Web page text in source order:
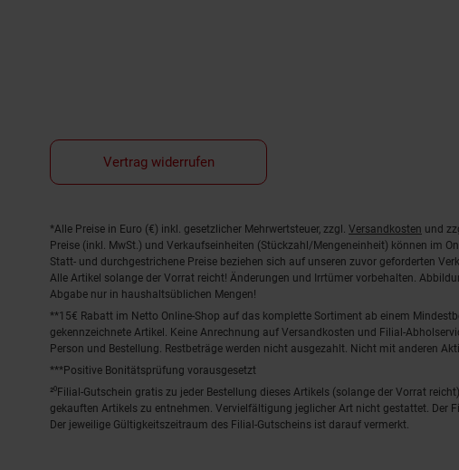
Vertrag widerrufen
Fußnoten
*Alle Preise in Euro (€) inkl. gesetzlicher Mehrwertsteuer, zzgl. Versandkosten und
Preise (inkl. MwSt.) und Verkaufseinheiten (Stückzahl/Mengeneinheit) können im
Statt- und durchgestrichene Preise beziehen sich auf unseren zuvor geforderten
Alle Artikel solange der Vorrat reicht! Änderungen und Irrtümer vorbehalten.
Abgabe nur in haushaltsüblichen Mengen!
**15€ Rabatt im Netto Online-Shop auf das komplette Sortiment ab einem
gekennzeichnete Artikel. Keine Anrechnung auf Versandkosten und Filial-
Person und Bestellung. Restbeträge werden nicht ausgezahlt. Nicht mit anderen
***Positive Bonitätsprüfung vorausgesetzt
²⁰Filial-Gutschein gratis zu jeder Bestellung dieses Artikels (solange der Vorrat
gekauften Artikels zu entnehmen. Vervielfältigung jeglicher Art nicht gestattet. Der
Der jeweilige Gültigkeitszeitraum des Filial-Gutscheins ist darauf vermerkt.